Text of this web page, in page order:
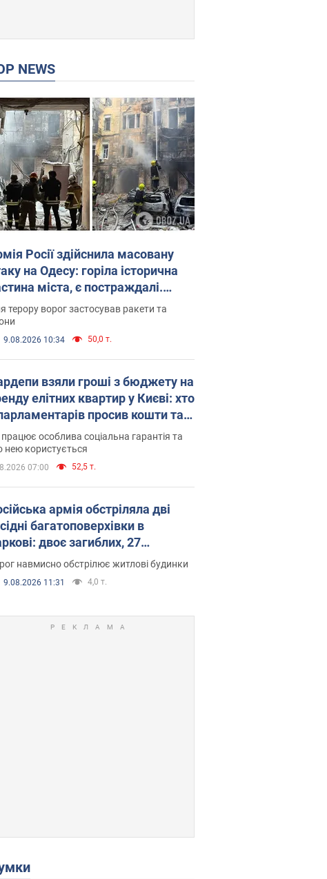
NEWS
Росії здійснила масовану
на Одесу: горіла історична
міста, є постраждалі.
та відео
терору ворог застосував ракети та
9.08.2026 10:34 50,0 т.
взяли гроші з бюджету на
елітних квартир у Києві: хто
просив кошти та
поселивсяособлива соціальна гарантія та
нею користується
07:00 52,5 т.
армія обстріляла дві
багатоповерхівки в
двоє загиблих, 27
навмисно обстрілює житлові будинки
9.08.2026 11:31 4,0 т.